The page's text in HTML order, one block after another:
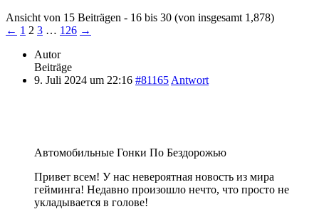
Ansicht von 15 Beiträgen - 16 bis 30 (von insgesamt 1,878)
← 1 2 3 … 126 →
Autor
Beiträge
9. Juli 2024 um 22:16 #81165 Antwort
Автомобильные Гонки По Бездорожью
Привет всем! У нас невероятная новость из мира
гейминга! Недавно произошло нечто, что просто не
укладывается в голове!